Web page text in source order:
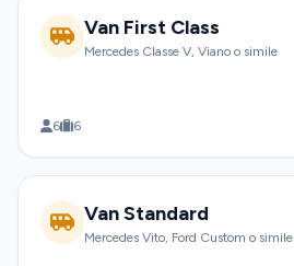
Van First Class
Mercedes Classe V, Viano o simile
6 6
Van Standard
Mercedes Vito, Ford Custom o simile